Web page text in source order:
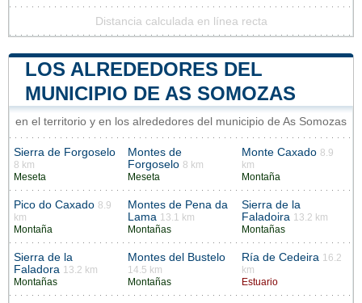
Distancia calculada en línea recta
LOS ALREDEDORES DEL
MUNICIPIO DE AS SOMOZAS
en el territorio y en los alrededores del municipio de As Somozas
Sierra de Forgoselo
8 km
Meseta
Montes de
Forgoselo 8 km
Meseta
Monte Caxado 8.9
km
Montaña
Pico do Caxado 8.9
km
Montaña
Montes de Pena da
Lama 13.1 km
Montañas
Sierra de la
Faladoira 13.2 km
Montañas
Sierra de la
Faladora 13.2 km
Montañas
Montes del Bustelo
14.5 km
Montañas
Ría de Cedeira 16.2
km
Estuario